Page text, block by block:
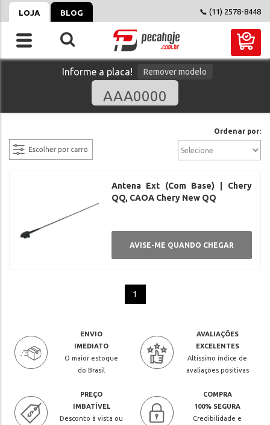
LOJA BLOG 📞 (11) 2578-8448
Informe a placa! Remover modelo
Ordenar por:
Antena Ext (Com Base) | Chery
QQ, CAOA Chery New QQ
AVISE-ME QUANDO CHEGAR
1
ENVIO
IMEDIATO
O maior estoque
do Brasil
AVALIAÇÕES
EXCELENTES
Altíssimo índice de
avaliações positivas
PREÇO
IMBATÍVEL
Desconto à vista ou
COMPRA
100% SEGURA
Credibilidade e